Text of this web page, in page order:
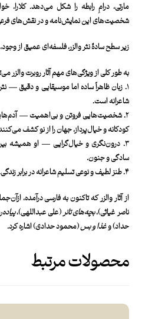
مارتی، درامِ رابطه را شکل می‌دهد. کلارا،
شخصیت‌های این نمایش‌نامه و در نقش‌های
زیر سطح سادۀ نثر والزر، فلسفه‌ای عمیق از
به طور کلی از ویژگی‌های مهم آثار روبرت والزر
۱. زبان ظاهراً ساده اما موسیقایی و دقیق —
شاعرانه است.
۲. شخصیت‌هایی فروتن و بی‌اهمیت —
کودکانه و خیال‌پرداز، جهان را از نو کشف
۳. درون‌نگری و خیال‌گرایی — او همیشه
سادگی و جنون.
۴. طنز لطیف و نوعی تسلیم شاعرانه در برابر زندگی.
از آثار والزر که تاکنون به فارسی درآمده،
ناصر غیاثی)،بچه‌های تانر(علی عبداللهی)،پیاده
حداد) وغذا و بس(محمود حدادی) اشاره کرد.
محصولات مرتبط